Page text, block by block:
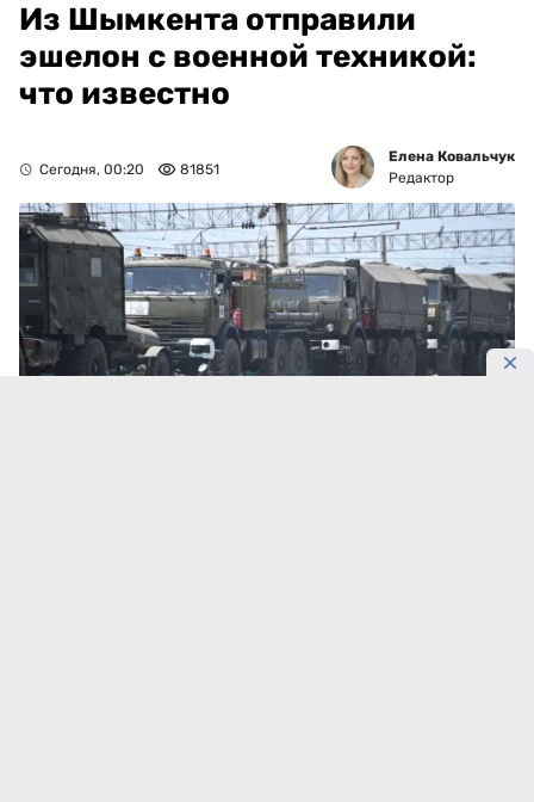
Из Шымкента отправили
эшелон с военной техникой:
что известно
Сегодня, 00:20 81851
Елена Ковальчук
Редактор